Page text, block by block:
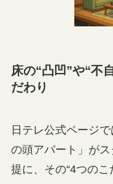
床の“凸凹”や“不
だわり
日テレ公式ページ
の頭アパート」が
提に、その“4つのこ